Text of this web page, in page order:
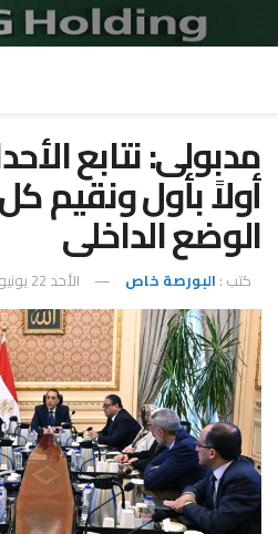
مدبولى: نتابع
أولاً بأول ونقيم
الوضع الداخلى
كتب : البورصة خاص الأحد 22 يونيو 2025